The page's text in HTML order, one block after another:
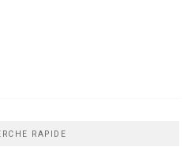
RAPIDE